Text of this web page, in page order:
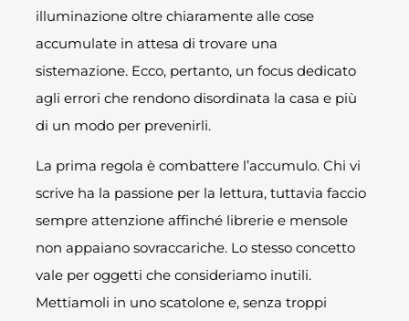
illuminazione oltre chiaramente alle cose
accumulate in attesa di trovare una
sistemazione. Ecco, pertanto, un focus dedicato
agli errori che rendono disordinata la casa e più
di un modo per prevenirli.
La prima regola è combattere l’accumulo. Chi vi
scrive ha la passione per la lettura, tuttavia faccio
sempre attenzione affinché librerie e mensole
non appaiano sovraccariche. Lo stesso concetto
vale per oggetti che consideriamo inutili.
Mettiamoli in uno scatolone e, senza troppi